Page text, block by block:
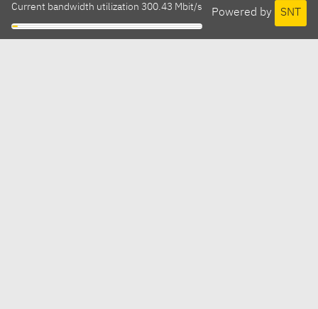
Powered by SNT
Current bandwidth utilization 300.43 Mbit/s